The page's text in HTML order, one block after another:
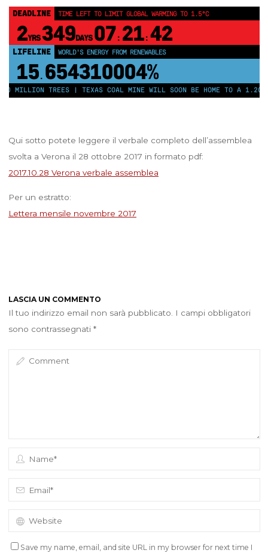
DEADLINE TIME LEFT TO LIMIT GLOBAL WARMING TO 1.5°C
2YRS 349DAYS 07 : 21: 42
LIFELINE WORLD'S ENERGY FROM RENEWABLES
15. 654310010%
MILLION TREES | TEXAS COAL MINE WILL SOON BE HOME TO A
Qui sotto potete leggere il verbale completo dell’assemblea
svolta a Verona il 28 ottobre 2017 in formato pdf:
2017.10.28 Verona verbale assemblea
Per un estratto:
Lettera mensile novembre 2017
LASCIA UN COMMENTO
Il tuo indirizzo email non sarà pubblicato.
I campi obbligatori
sono contrassegnati *
Save my name, email, and site URL in my browser for next time I